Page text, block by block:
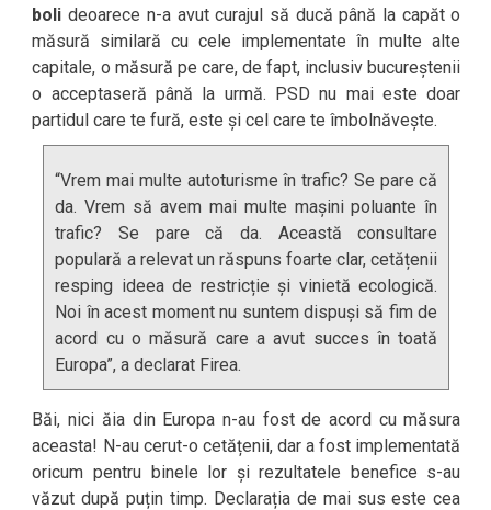
boli deoarece n-a avut curajul să ducă până la capăt o
măsură similară cu cele implementate în multe alte
capitale, o măsură pe care, de fapt, inclusiv bucureștenii
o acceptaseră până la urmă. PSD nu mai este doar
partidul care te fură, este și cel care te îmbolnăvește.
“Vrem mai multe autoturisme în trafic? Se pare că
da. Vrem să avem mai multe mașini poluante în
trafic? Se pare că da. Această consultare
populară a relevat un răspuns foarte clar, cetățenii
resping ideea de restricție și vinietă ecologică.
Noi în acest moment nu suntem dispuși să fim de
acord cu o măsură care a avut succes în toată
Europa”, a declarat Firea.
Băi, nici ăia din Europa n-au fost de acord cu măsura
aceasta! N-au cerut-o cetățenii, dar a fost implementată
oricum pentru binele lor și rezultatele benefice s-au
văzut după puțin timp. Declarația de mai sus este cea